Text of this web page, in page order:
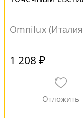
Omnilux
1 208 ₽